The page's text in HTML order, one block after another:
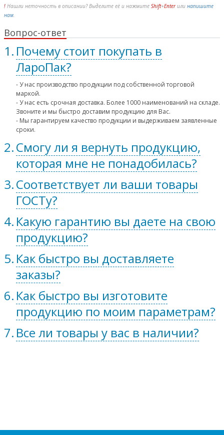
! Нашли неточность в описании? Выделите её и нажмите Shift+Enterили напишите
нам.
Вопрос-ответ
Почему стоит покупать в
ЛароПак?
- У нас производство продукции под собственной торговой
маркой.
- У нас есть срочная доставка. Более 1000 наименований на складе.
Звоните и мы быстро доставим продукцию для Вас.
- Мы гарантируем качество продукции и выдерживаем заявленные
сроки.
Смогу ли я вернуть продукцию,
которая мне не понадобилась?
Соответствует ли ваши товары
ГОСТу?
Какую гарантию вы даете на свою
продукцию?
Как быстро вы доставляете
заказы?
Как быстро вы изготовите
продукцию по моим параметрам?
Все ли товары у вас в наличии?